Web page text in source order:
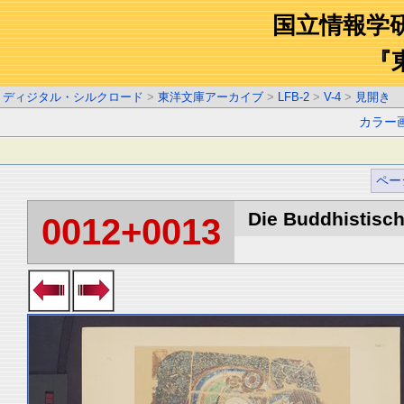
国立情報学
『
ディジタル・シルクロード > 東洋文庫アーカイブ > LFB-2 > V-4 > 見開き
カラー
ペー
0012+0013 Die